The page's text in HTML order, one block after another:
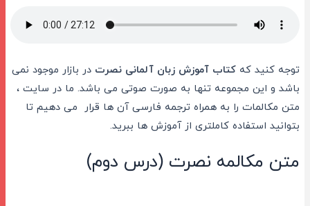
توجه کنید که کتاب آموزش زبان آلمانی نصرتدر بازار موجود نمی
باشد و این مجموعه تنها به صورت صوتی می باشد. ما در سایت ،
متن مکالمات را به همراه ترجمه فارسی آن ها قرار می دهیم تا
بتوانید استفاده کاملتری از آموزش ها ببرید.
متن مکالمه نصرت (درس دوم)